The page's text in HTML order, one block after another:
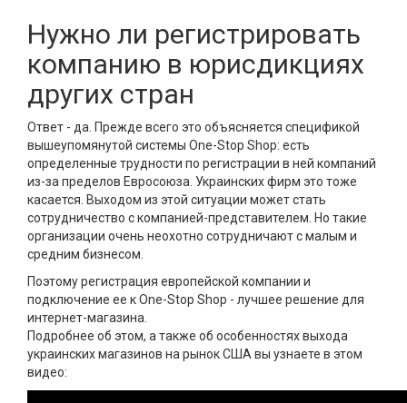
Нужно ли регистрировать
компанию в юрисдикциях
других стран
Ответ - да. Прежде всего это объясняется спецификой
вышеупомянутой системы One-Stop Shop: есть
определенные трудности по регистрации в ней компаний
из-за пределов Евросоюза. Украинских фирм это тоже
касается. Выходом из этой ситуации может стать
сотрудничество с компанией-представителем. Но такие
организации очень неохотно сотрудничают с малым и
средним бизнесом.
Поэтому регистрация европейской компании и
подключение ее к One-Stop Shop - лучшее решение для
интернет-магазина.
Подробнее об этом, а также об особенностях выхода
украинских магазинов на рынок США вы узнаете в этом
видео: